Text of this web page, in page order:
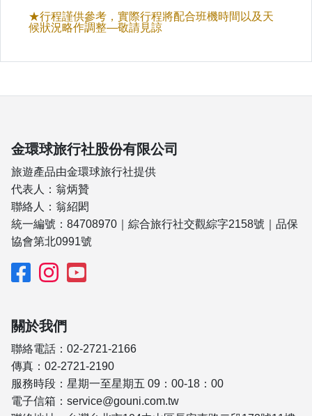
★行程謹供參考，實際行程將配合班機時間以及天
候狀況略作調整—敬請見諒
金環球旅行社股份有限公司
旅遊產品由金環球旅行社提供
代表人：翁炳贊
聯絡人：翁紹閎
統一編號：84708970｜綜合旅行社交觀綜字2158號｜品保
協會第北0991號
關於我們
聯絡電話：02-2721-2166
傳真：02-2721-2190
服務時段：星期一至星期五 09：00-18：00
電子信箱：service@gouni.com.tw